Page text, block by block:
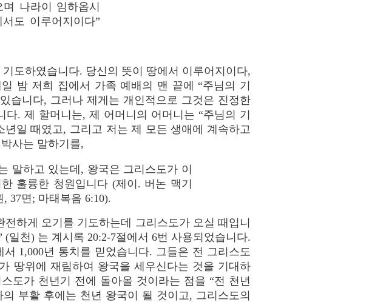
나라이 임하옵시
도 이루어지이다”
도하였습니다. 당신의 뜻이 땅에서 이루어지이다,
밤 저희 집에서 가족 예배의 맨 끝에 “주님의 기
습니다, 그러나 제게는 개인적으로 그것은 진정한
. 제 할머니는, 제 어머니의 어머니는 “주님의 기
일 때였고, 그리고 저는 제 모든 생애에 계속하고
사는 말하기를,
말하고 있는데, 왕국은 그리스도가 이
훌륭한 청원입니다 (제이. 버논 맥기
37면; 마태복음 6:10).
하게 오기를 기도하는데 그리스도가 오실 때입니
일천) 는 계시록 20:2-7절에서 6번 사용되었습니다.
1,000년 통치를 믿었습니다. 그들은 전 그리스도
땅위에 재림하여 왕국을 세우신다는 것을 기대하
도가 천년기 전에 돌아올 것이라는 점을 “전 천년
부활 후에는 천년 왕국이 될 것이고, 그리스도의